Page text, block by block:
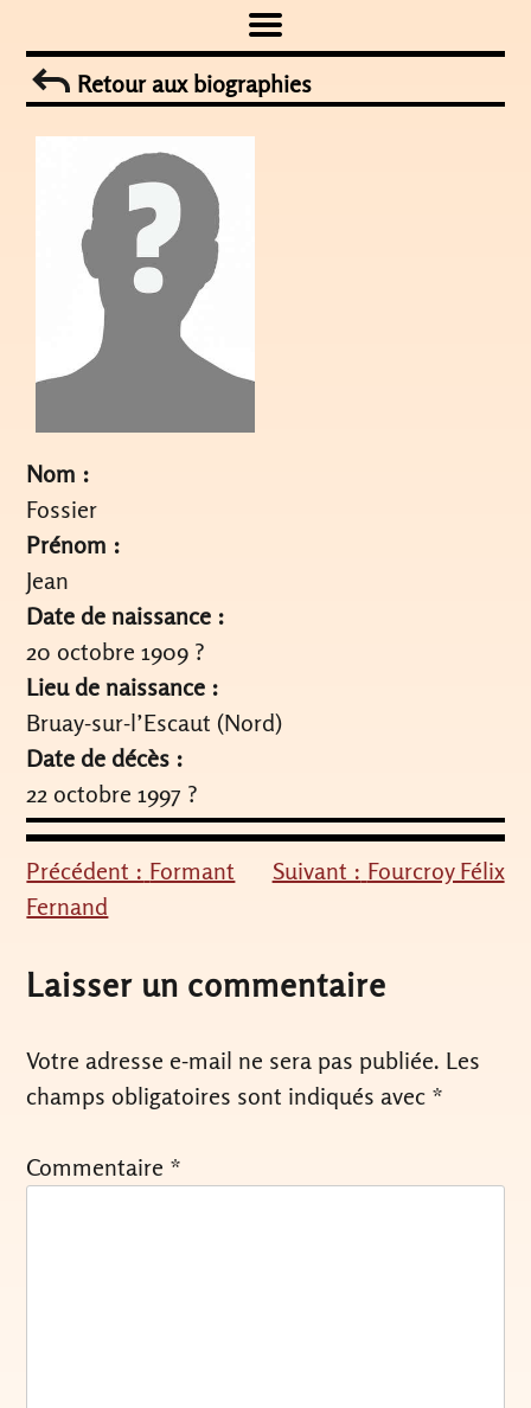
to
contentRetour aux biographies
Nom :
Fossier
Prénom :
Jean
Date de naissance :
20 octobre 1909 ?
Lieu de naissance :
Bruay-sur-l’Escaut (Nord)
Date de décès :
22 octobre 1997 ?
Navigation
de
l’article
Précédent : Formant
Fernand
Suivant : Fourcroy Félix
Laisser un commentaire
Votre adresse e-mail ne sera pas publiée. Les
champs obligatoires sont indiqués avec *
Commentaire *